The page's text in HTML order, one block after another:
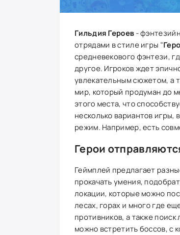
Гильдия Героев -
отрядами в стиле игры "
средневекового фэнтези,
другое. Игроков ждет
увлекательным сюжетом, а
мир, который продуман до
этого места, что
несколько вариантов игры,
режим. Например, есть
Герои
Геймплей предлагает
прокачать умения,
локации, которые можно
лесах, горах и много где
противников, а также
можно встретить боссов, с